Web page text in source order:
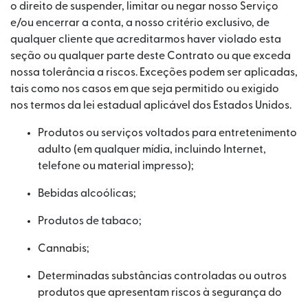
o direito de suspender, limitar ou negar nosso Serviço
e/ou encerrar a conta, a nosso critério exclusivo, de
qualquer cliente que acreditarmos haver violado esta
seção ou qualquer parte deste Contrato ou que exceda
nossa tolerância a riscos. Exceções podem ser aplicadas,
tais como nos casos em que seja permitido ou exigido
nos termos da lei estadual aplicável dos Estados Unidos.
Produtos ou serviços voltados para entretenimento
adulto (em qualquer mídia, incluindo Internet,
telefone ou material impresso);
Bebidas alcoólicas;
Produtos de tabaco;
Cannabis;
Determinadas substâncias controladas ou outros
produtos que apresentam riscos à segurança do